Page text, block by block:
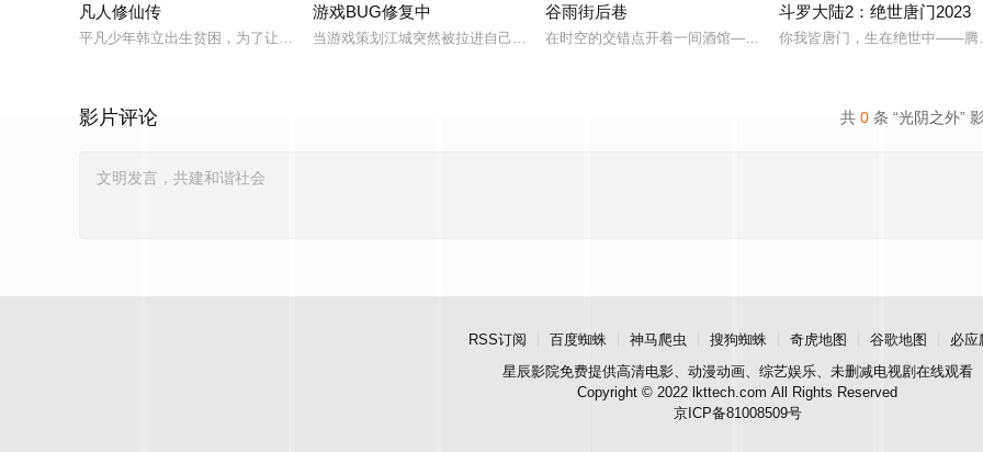
凡人修仙传
平凡少年韩立出生贫困，为了让家人过上更好的生活，自愿前去七玄门参加入门考核，最终被墨大夫收入门下。墨大夫一开始
游戏BUG修复中
当游戏策划江城突然被拉进自己精心打造的数字世界时，他原本以为能在这片熟悉的地方游刃有余。然而，
谷雨街后巷
在时空的交错点开着一间酒馆——谷雨街后巷。 无论城市的角落，还
斗罗大陆2：绝世唐门2023
你我皆唐门，生在绝世中——腾
共 0 条 “光阴之外”
影片评论
RSS订阅 百度蜘蛛 神马爬虫 搜狗蜘蛛 奇虎地图 谷歌地图
必应
星辰影院免费提供高清电影、动漫动画、综艺娱乐、未删减电视剧在线观看
Copyright © 2022 lkttech.com All Rights Reserved
京ICP备81008509号